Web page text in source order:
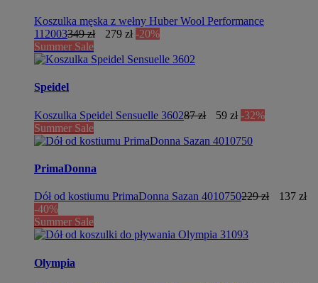
Koszulka męska z wełny Huber Wool Performance
112003349 zł 279 zł -20%
Summer Sale
Speidel
Koszulka Speidel Sensuelle 360287 zł 59 zł -32%
Summer Sale
PrimaDonna
Dół od kostiumu PrimaDonna Sazan 4010750229 zł
137 zł
-40%
Summer Sale
Olympia